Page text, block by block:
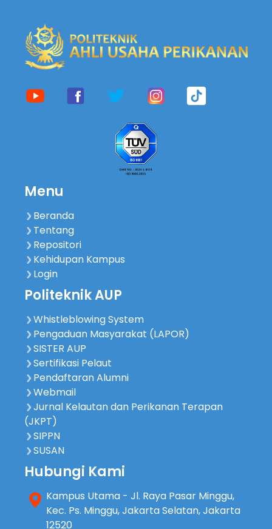
Menu
Beranda
Tentang
Repositori
Kehidupan Kampus
Login
Politeknik AUP
Whistleblowing System
Pengaduan Masyarakat (LAPOR)
SISTER AUP
Sertifikasi Pelaut
Pendaftaran Alumni
Webmail
Jurnal Kelautan dan Perikanan Terapan
(JKPT)
SIPPN
SUSAN
Hubungi Kami
Kampus Utama - Jl. Raya Pasar Minggu,
Kec. Ps. Minggu, Jakarta Selatan, Jakarta
12520